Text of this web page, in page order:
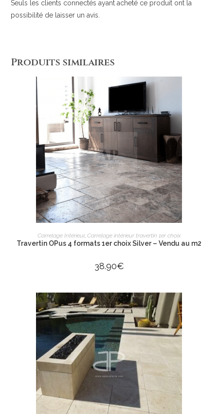
Seuls les clients connectés ayant acheté ce produit ont la
possibilité de laisser un avis.
Produits similaires
AJOUTER AU PANIER
Carrelage Intérieur, Carrelage intérieur travertin 1er choix
Travertin OPus 4 formats 1er choix Silver – Vendu au m2
38.90€